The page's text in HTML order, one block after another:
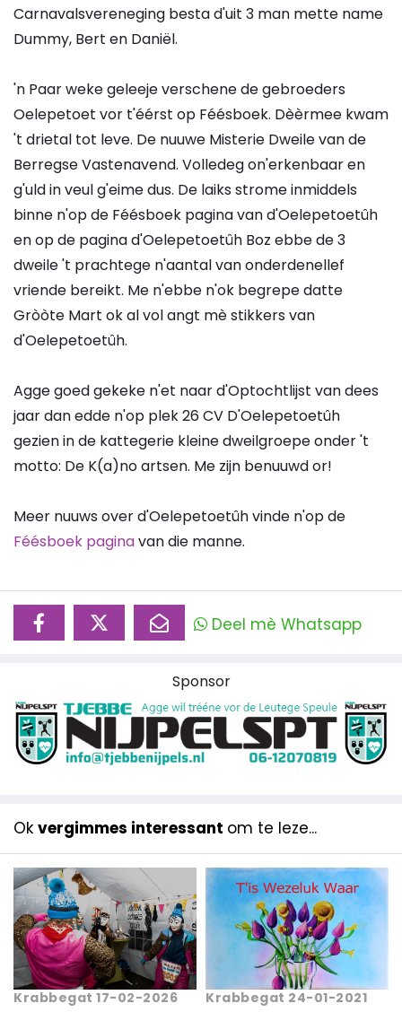
Carnavalsvereneging besta d'uit 3 man mette name
Dummy, Bert en Daniël.
'n Paar weke geleeje verschene de gebroeders
Oelepetoet vor t'éérst op Féésboek. Dèèrmee kwam
't drietal tot leve. De nuuwe Misterie Dweile van de
Berregse Vastenavend. Volledeg on'erkenbaar en
g'uld in veul g'eime dus. De laiks strome inmiddels
binne n'op de Féésboek pagina van d'Oelepetoetûh
en op de pagina d'Oelepetoetûh Boz ebbe de 3
dweile 't prachtege n'aantal van onderdenellef
vriende bereikt. Me n'ebbe n'ok begrepe datte
Gròòte Mart ok al vol angt mè stikkers van
d'Oelepetoetûh.
Agge goed gekeke n'et naar d'Optochtlijst van dees
jaar dan edde n'op plek 26 CV D'Oelepetoetûh
gezien in de kattegerie kleine dweilgroepe onder 't
motto: De K(a)no artsen. Me zijn benuuwd or!
Meer nuuws over d'Oelepetoetûh vinde n'op de
Féésboek paginavan die manne.
Deel mè Whatsapp
Sponsor
Ok vergimmes interessant om te leze...
Krabbegat 17-02-2026 Krabbegat 24-01-2021